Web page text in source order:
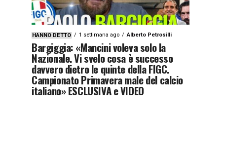
HANNO DETTO 1 settimana ago Alberto Petrosilli
Bargiggia: «Mancini voleva solo la
Nazionale. Vi svelo cosa è successo
davvero dietro le quinte della FIGC.
Campionato Primavera male del calcio
italiano» ESCLUSIVA e VIDEO